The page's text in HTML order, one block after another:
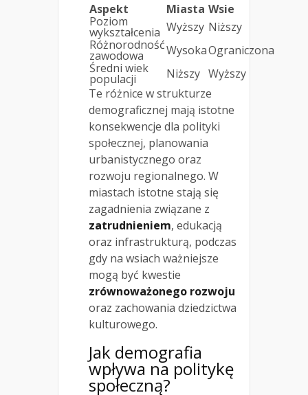
Aspekt
Miasta Wsie
Poziom
wykształcenia Wyższy Niższy
Różnorodność
zawodowa WysokaOgraniczona
Średni wiek
populacji Niższy Wyższy
Te różnice w strukturze
demograficznej mają istotne
konsekwencje dla polityki
społecznej, planowania
urbanistycznego oraz
rozwoju regionalnego. W
miastach istotne stają się
zagadnienia związane z
zatrudnieniem, edukacją
oraz infrastrukturą, podczas
gdy na wsiach ważniejsze
mogą być kwestie
zrównoważonego rozwoju
oraz zachowania dziedzictwa
kulturowego.
Jak demografia
wpływa na politykę
społeczną?